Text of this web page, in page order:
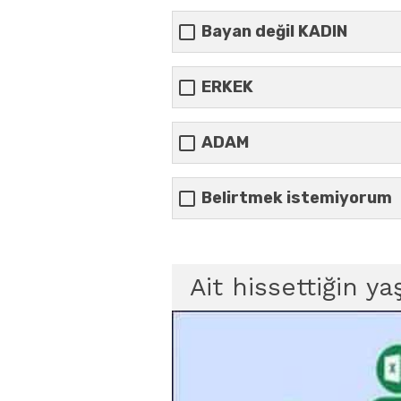
Bayan değil KADIN
ERKEK
ADAM
Belirtmek istemiyorum
Ait hissettiğin